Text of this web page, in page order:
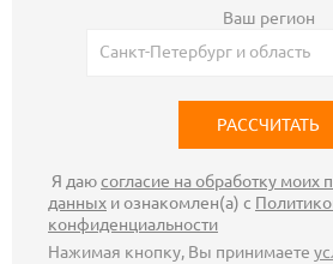
Ваш регион
Санкт-Петербург и область
Я даюсогласие на обработку моих
данных и ознакомлен(а) с
конфиденциальности
Нажимая кнопку, Вы принимаете